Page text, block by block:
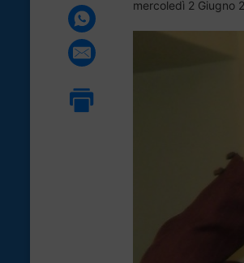
mercoledì 2 Giugno